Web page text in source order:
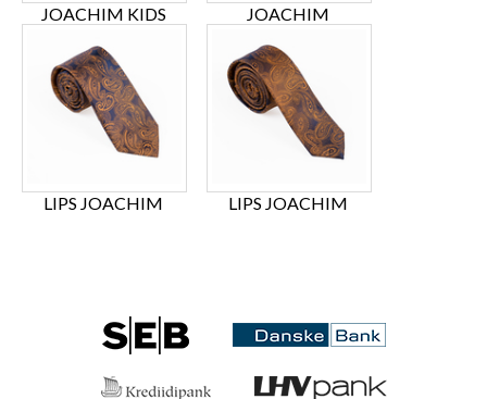
JOACHIM KIDS JOACHIM
LIPS JOACHIM LIPS JOACHIM